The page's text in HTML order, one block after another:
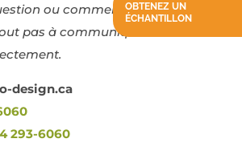
ou commentaire,
pas à communiquer
design.ca
293-6060
OBTENEZ UN
ÉCHANTILLON